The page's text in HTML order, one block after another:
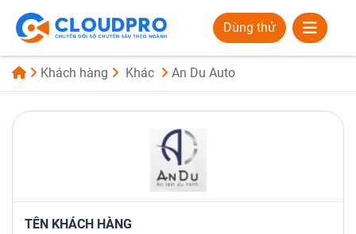
Dùng thử
Khách hàng Khác An Du Auto
TÊN KHÁCH HÀNG